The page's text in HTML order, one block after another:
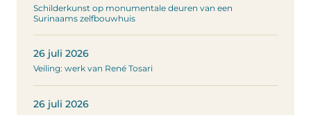
Schilderkunst op monumentale deuren van een
Surinaams zelfbouwhuis
26 juli 2026
Veiling: werk van René Tosari
26 juli 2026